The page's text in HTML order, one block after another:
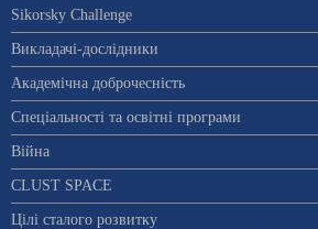
Sikorsky Challenge
Викладачі-дослідники
Академічна доброчесність
Спеціальності та освітні програми
Війна
CLUST SPACE
Цілі сталого розвитку